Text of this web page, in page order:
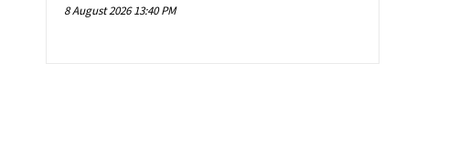
8 August 2026 13:40 PM